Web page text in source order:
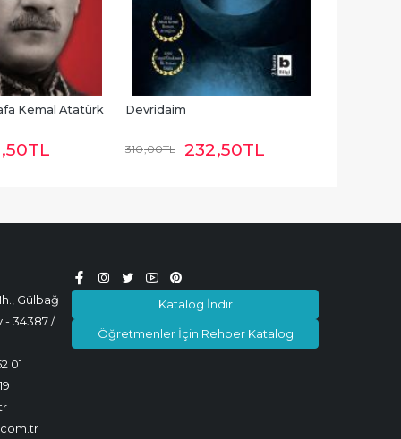
Kemal Atatürk
,50TL
Devridaim
310,00TL 232,50TL
Gülbağ
- 34387 /
01
Katalog İndir
Öğretmenler İçin Rehber Katalog